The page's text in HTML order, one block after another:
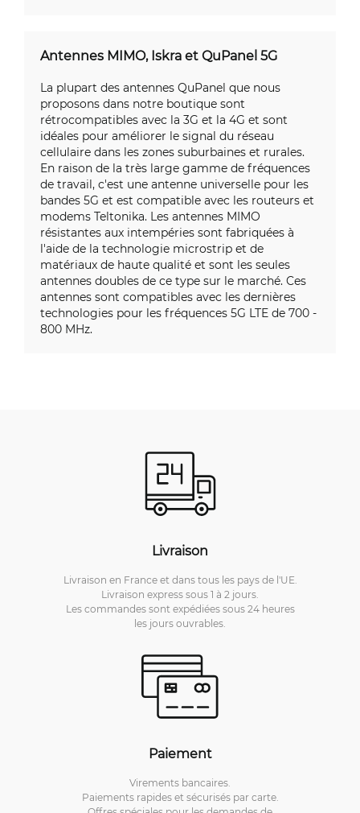
Antennes MIMO, Iskra et QuPanel 5G
La plupart des antennes QuPanel que nous
proposons dans notre boutique sont
rétrocompatibles avec la 3G et la 4G et sont
idéales pour améliorer le signal du réseau
cellulaire dans les zones suburbaines et rurales.
En raison de la très large gamme de fréquences
de travail, c'est une antenne universelle pour les
bandes 5G et est compatible avec les routeurs et
modems Teltonika. Les antennes MIMO
résistantes aux intempéries sont fabriquées à
l'aide de la technologie microstrip et de
matériaux de haute qualité et sont les seules
antennes doubles de ce type sur le marché. Ces
antennes sont compatibles avec les dernières
technologies pour les fréquences 5G LTE de 700 -
800 MHz.
Livraison
Livraison en France et dans tous les pays de l'UE.
Livraison express sous 1 à 2 jours.
Les commandes sont expédiées sous 24 heures
les jours ouvrables.
Paiement
Virements bancaires.
Paiements rapides et sécurisés par carte.